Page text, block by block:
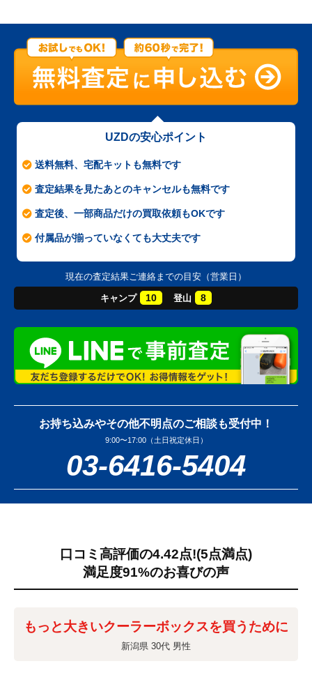
UZDの安心ポイント
送料無料、宅配キットも無料です
査定結果を見たあとのキャンセルも無料です
査定後、一部商品だけの買取依頼もOKです
付属品が揃っていなくても大丈夫です
現在の査定結果ご連絡までの目安（営業日）
キャンプ 10 登山 8
お持ち込みやその他不明点のご相談も受付中！
9:00〜17:00（土日祝定休日）
03-6416-5404
口コミ高評価の4.42点!(5点満点)
満足度91%のお喜びの声
もっと大きいクーラーボックスを買うために
新潟県 30代 男性